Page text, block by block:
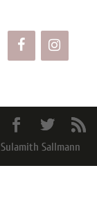
Sulamith Sallmann